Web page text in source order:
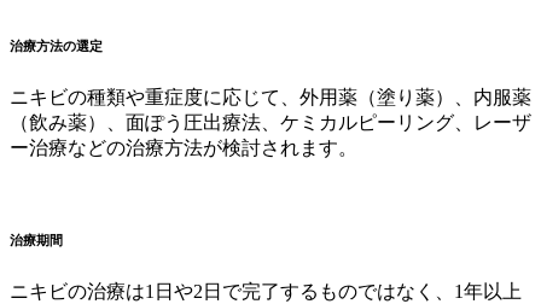
治療方法の選定
ニキビの種類や重症度に応じて、外用薬（塗り薬）、内服薬
（飲み薬）、面ぽう圧出療法、ケミカルピーリング、レーザ
ー治療などの治療方法が検討されます。
治療期間
ニキビの治療は1日や2日で完了するものではなく、1年以上